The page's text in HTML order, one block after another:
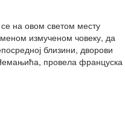
на овом светом месту
измученом човеку, да
близини, дворови
провела француска